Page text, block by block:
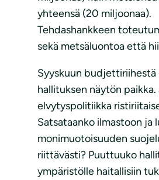
yhteensä (20 miljoonaa).
Tehdashankkeen
sekä metsäluontoa että
Syyskuun budjettiriihestä
hallituksen näytön
elvytyspolitiikka
Satsataanko ilmastoon ja
monimuotoisuuden
riittävästi? Puuttuuko
ympäristölle haitallisiin